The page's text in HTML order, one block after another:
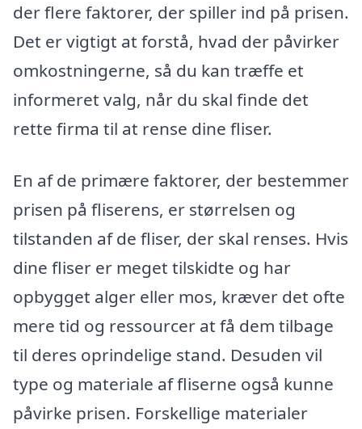
der flere faktorer, der spiller ind på prisen.
Det er vigtigt at forstå, hvad der påvirker
omkostningerne, så du kan træffe et
informeret valg, når du skal finde det
rette firma til at rense dine fliser.
En af de primære faktorer, der bestemmer
prisen på fliserens, er størrelsen og
tilstanden af de fliser, der skal renses. Hvis
dine fliser er meget tilskidte og har
opbygget alger eller mos, kræver det ofte
mere tid og ressourcer at få dem tilbage
til deres oprindelige stand. Desuden vil
type og materiale af fliserne også kunne
påvirke prisen. Forskellige materialer